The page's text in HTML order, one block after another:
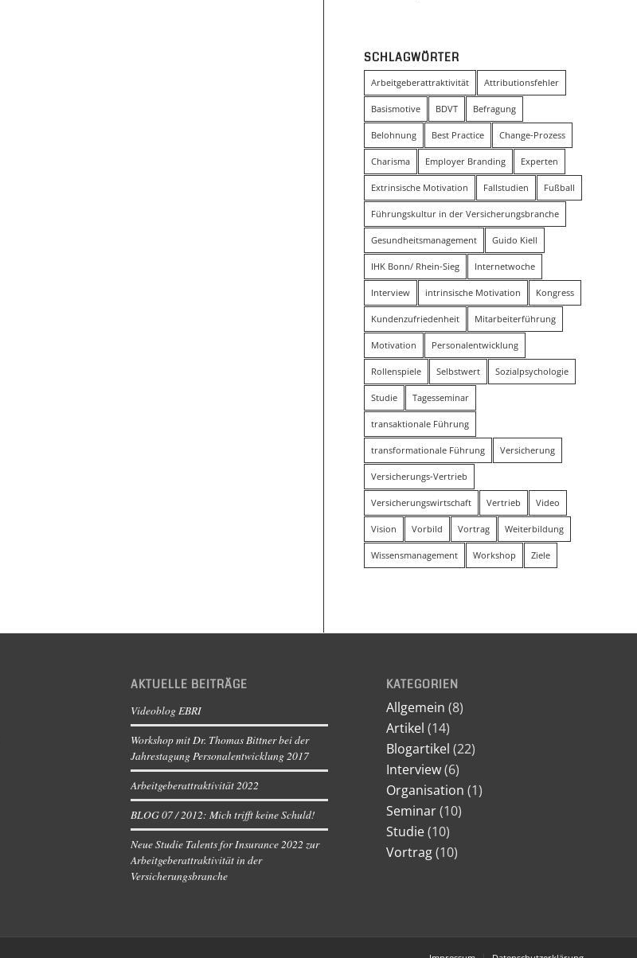
SCHLAGWÖRTER
Arbeitgeberattraktivität Attributionsfehler
Basismotive BDVT Befragung
Belohnung Best Practice Change-Prozess
Charisma Employer Branding Experten
Extrinsische Motivation Fallstudien Fußball
Führungskultur in der Versicherungsbranche
Gesundheitsmanagement Guido Kiell
IHK Bonn/ Rhein-Sieg Internetwoche
Interview intrinsische Motivation Kongress
Kundenzufriedenheit Mitarbeiterführung
Motivation Personalentwicklung
Rollenspiele Selbstwert Sozialpsychologie
Studie Tagesseminar
transaktionale Führung
transformationale Führung Versicherung
Versicherungs-Vertrieb
Versicherungswirtschaft Vertrieb Video
Vision Vorbild Vortrag Weiterbildung
Wissensmanagement Workshop Ziele
AKTUELLE BEITRÄGE
Videoblog EBRI
Workshop mit Dr. Thomas Bittner bei der
Jahrestagung Personalentwicklung 2017
Arbeitgeberattraktivität 2022
BLOG 07 / 2012: Mich trifft keine Schuld!
Neue Studie Talents for Insurance 2022 zur
Arbeitgeberattraktivität in der
Versicherungsbranche
KATEGORIEN
Allgemein (8)
Artikel (14)
Blogartikel (22)
Interview(6)
Organisation (1)
Seminar(10)
Studie(10)
Vortrag(10)